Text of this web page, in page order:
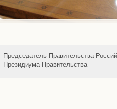
Председатель Правительства
Президиума Правительства